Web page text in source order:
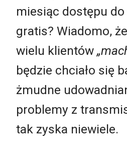
miesiąc dostępu
gratis? Wiadomo,
wielu klientów
będzie chciało się
żmudne
problemy z
tak zyska niewiele.